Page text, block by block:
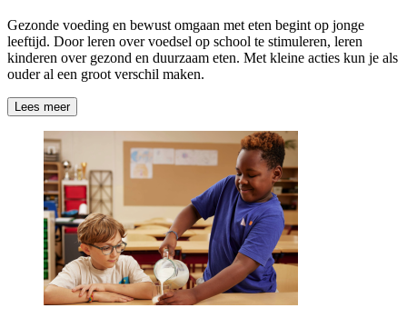
Gezonde voeding en bewust omgaan met eten begint op jonge
leeftijd. Door leren over voedsel op school te stimuleren, leren
kinderen over gezond en duurzaam eten. Met kleine acties kun je als
ouder al een groot verschil maken.
Lees meer